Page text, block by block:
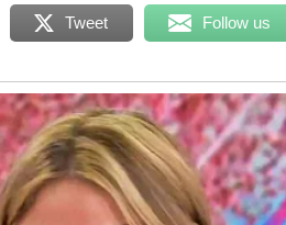
Tweet Follow us